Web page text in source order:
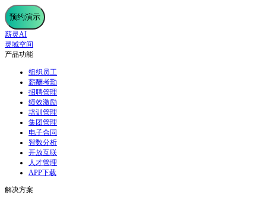
预约演示
薪灵AI
灵域空间
产品功能
组织员工
薪酬考勤
招聘管理
绩效激励
培训管理
集团管理
电子合同
智数分析
开放互联
人才管理
APP下载
解决方案